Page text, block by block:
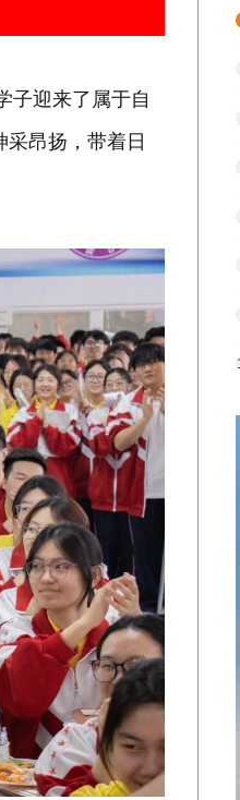
子迎来了属于自
昂扬，带着日